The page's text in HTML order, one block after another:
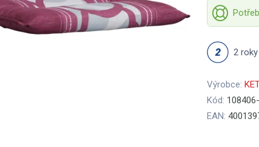
2
Výrobce:
Kód:
EAN: